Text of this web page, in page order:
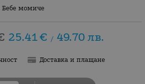
Бебе момиче
25.41€ / 49.70 лв.
Доставка и плащане